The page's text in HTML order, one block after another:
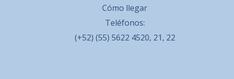
Cómo llegar
Teléfonos:
(+52) (55) 5622 4520, 21, 22